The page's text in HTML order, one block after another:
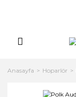
Anasayfa Hoparlör